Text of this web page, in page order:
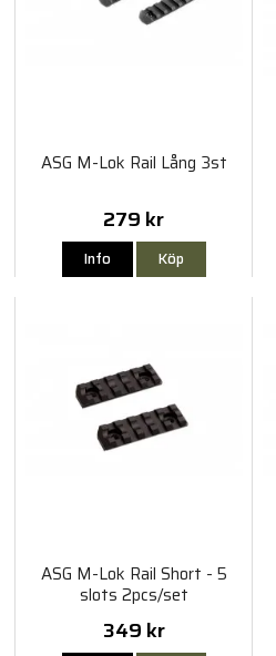
ASG M-Lok Rail Lång 3st
279 kr
Info Köp
ASG M-Lok Rail Short - 5
slots 2pcs/set
349 kr